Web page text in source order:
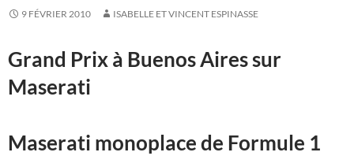
9 FÉVRIER 2010 ISABELLE ET VINCENT ESPINASSE
Grand Prix à Buenos Aires sur
Maserati
Maserati monoplace de Formule 1